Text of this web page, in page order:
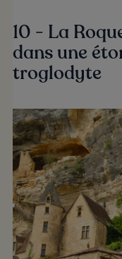
10 - La
dans une
troglodyte